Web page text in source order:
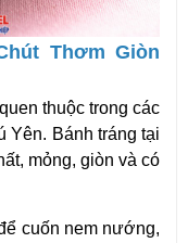
Thơm Giòn
thuộc trong các
Yên. Bánh tráng tại
mỏng, giòn và có
cuốn nem nướng,